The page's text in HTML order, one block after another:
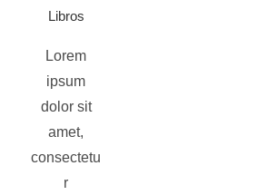
Libros
Lorem
ipsum
dolor sit
amet,
consectetu
r